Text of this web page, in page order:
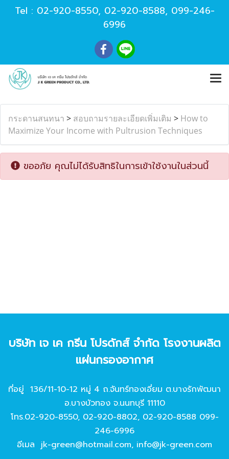
Tel : 02-920-8550, 02-920-8588, 099-246-
6996
กระดานสนทนา > สอบถามรายละเอียดเพิ่มเติม > How to
Maximize Your Income with Pultrusion Techniques
ขออภัย คุณไม่ได้รับสิทธิในการเข้าใช้งานในส่วนนี้
บริษัท เจ เค กรีน โปรดักส์ จํากัด โรงงานผลิต
แผ่นกรองอากาศ
ที่อยู่ 136/11-10-12 หมู่ 4 ถ.จันทร์ทองเอี่ยม ต.บางรักพัฒนา
อ.บางบัวทอง จ.นนทบุรี 11110
โทร.02-920-8550, 02-920-8802, 02-920-8588 099-
246-6996
อีเมล jk-green@hotmail.com, info@jk-green.com